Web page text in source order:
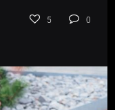
5 0